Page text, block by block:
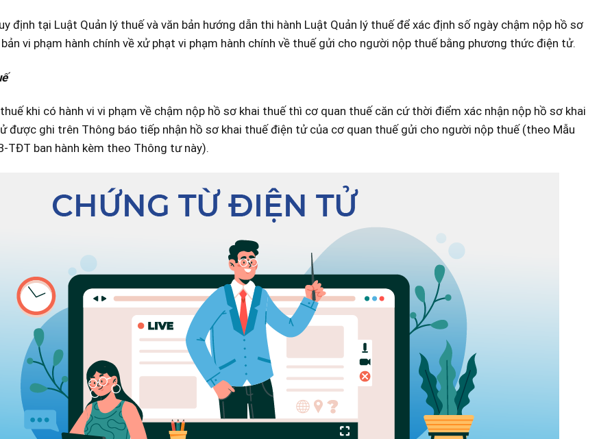
định tại Luật Quản lý thuế và văn bản hướng dẫn thi hành Luật Quản lý thuế để xác định số ngày chậm nộp hồ sơ
bản vi phạm hành chính về xử phạt vi phạm hành chính về thuế gửi cho người nộp thuế bằng phương thức điện tử.
khi có hành vi vi phạm về chậm nộp hồ sơ khai thuế thì cơ quan thuế căn cứ thời điểm xác nhận nộp hồ sơ khai
được ghi trên Thông báo tiếp nhận hồ sơ khai thuế điện tử của cơ quan thuế gửi cho người nộp thuế (theo Mẫu
TĐT ban hành kèm theo Thông tư này).